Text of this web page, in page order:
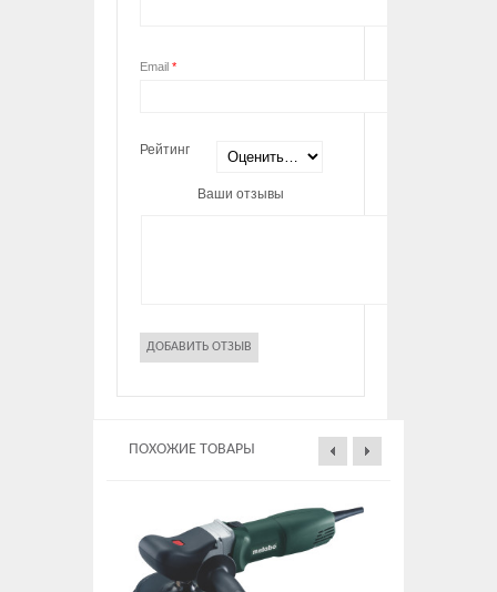
Email *
Рейтинг
Ваши отзывы
ПОХОЖИЕ ТОВАРЫ